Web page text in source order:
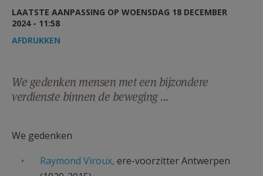
AANMELDEN OF REGISTREREN
LAATSTE AANPASSING OP WOENSDAG 18 DECEMBER
2024 - 11:58
AFDRUKKEN
We gedenken mensen met een bijzondere
verdienste binnen de beweging ...
We gedenken
Raymond Viroux, ere-voorzitter Antwerpen